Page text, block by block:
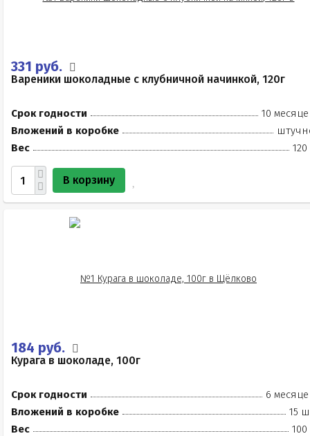
331 руб.
Вареники шоколадные с клубничной начинкой, 120г
Срок годности
10
Вложений в коробке
Вес
120
В корзину
184 руб.
Курага в шоколаде, 100г
Срок годности
6
Вложений в коробке
15
Вес
100